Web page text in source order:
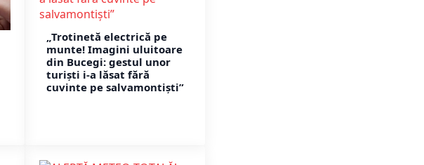
„Trotinetă electrică pe
munte! Imagini uluitoare
din Bucegi: gestul unor
turiști i-a lăsat fără
cuvinte pe salvamontiști”